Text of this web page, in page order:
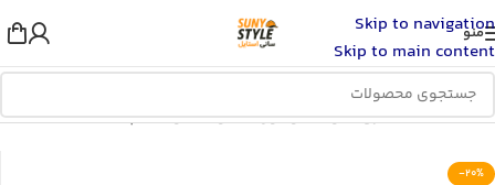
Skip to navigation
Skip to main content
منو
خانه/اسباب بازی، کودک و نوزاد/خواب کودک/پشه بند
-20%